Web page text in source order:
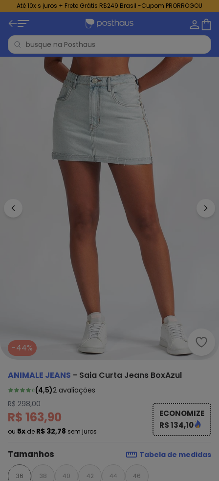
Até 10x s juros + Frete Grátis R$249 Brasil -Cupom PRORROGOU
-44%
ANIMALE JEANS - Saia Curta Jeans BoxAzul
(4,5)2 avaliações
R$ 298,00
R$ 163,90
ou 5x de R$ 32,78 sem juros
ECONOMIZE
R$ 134,10
Tamanhos Tabela de medidas
36 38 40 42 44 46